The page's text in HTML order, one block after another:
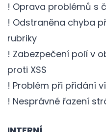
! Oprava problémů s
! Odstraněna chyba
rubriky
! Zabezpečení polí v
proti XSS
! Problém při přidání
! Nesprávné řazení